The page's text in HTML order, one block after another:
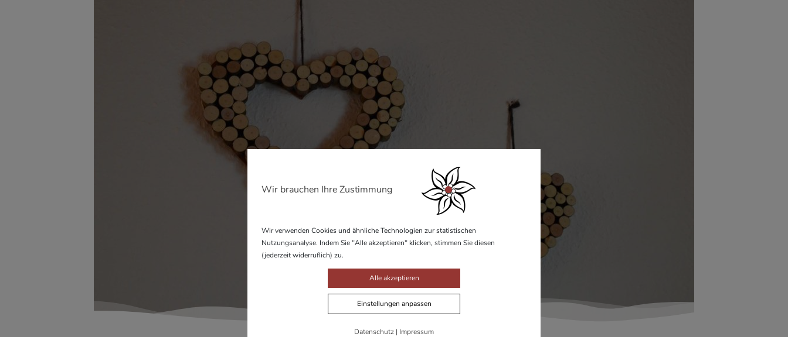
Wir brauchen Ihre Zustimmung
Wir verwenden Cookies und ähnliche Technologien zur statistischen
Nutzungsanalyse. Indem Sie "Alle akzeptieren" klicken, stimmen Sie diesen
(jederzeit widerruflich) zu.
Alle akzeptieren
Einstellungen anpassen
Datenschutz | Impressum